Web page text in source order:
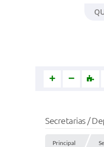
Secretarias /
Principal